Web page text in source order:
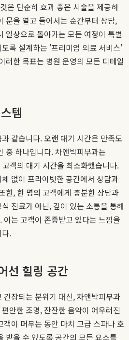
은 단순히 효과 좋은 시술을 제공하
문을 열고 들어서는 순간부터 상담,
일상으로 돌아가는 모든 여정이 특별
록 설계하는 '프리미엄 의료 서비스'
러한 목표는 병원 운영의 모든 디테일
템
같습니다. 오랜 대기 시간은 만족도
중 하나입니다. 차앤박피부과는
객의 대기 시간을 최소화했습니다.
없이 프라이빗한 공간에서 상담과
한, 한 명의 고객에게 충분한 상담과
진료가 아닌, 깊이 있는 소통을 통해
는 고객이 존중받고 있다는 느낌을
.
선 힐링 공간
긴장되는 분위기 대신, 차앤박피부과
안한 조명, 잔잔한 음악이 어우러진
이 머무는 동안 마치 고급 스파나 호
받을 수 있도록 공간의 모든 요소를